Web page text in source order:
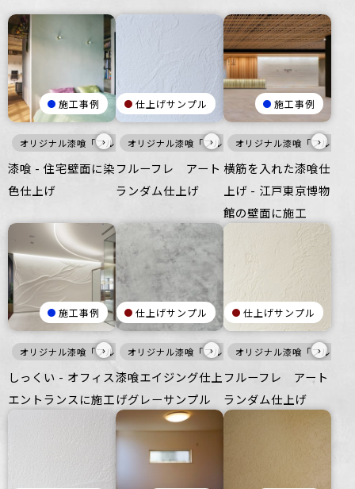
施工事例
オリジナル漆喰「フルーフレ」 白 壁
›
漆喰 - 住宅壁面に染
色仕上げ
仕上げサンプル
オリジナル漆喰「フルーフレ」 寒色 壁
›
フルーフレ アート
ランダム仕上げ
施工事例
オリジナル漆喰「フルーフ
›
横筋を入れた漆喰仕
上げ - 江戸東京博物
館の壁面に施工
施工事例
オリジナル漆喰「フルーフレ」 白 壁
›
しっくい - オフィス
エントランスに施工
仕上げサンプル
オリジナル漆喰「フルーフレ」 灰 壁
›
漆喰エイジング仕上
げグレーサンプル
仕上げサンプル
オリジナル漆喰「フルーフ
›
フルーフレ アート
ランダム仕上げ